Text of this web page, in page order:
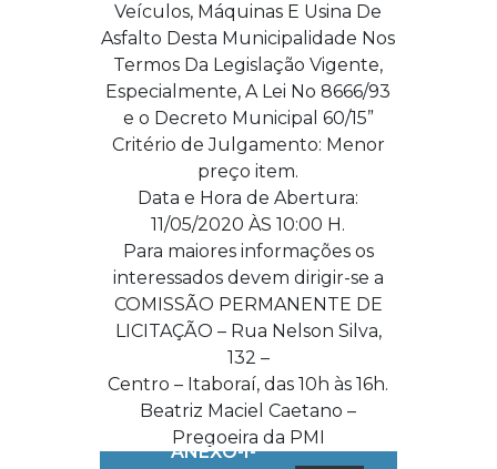
Veículos, Máquinas E Usina De
Asfalto Desta Municipalidade Nos
Termos Da Legislação Vigente,
Especialmente, A Lei No 8666/93
e o Decreto Municipal 60/15”
Critério de Julgamento: Menor
preço item.
Data e Hora de Abertura:
11/05/2020 ÀS 10:00 H.
Para maiores informações os
interessados devem dirigir-se a
COMISSÃO PERMANENTE DE
LICITAÇÃO – Rua Nelson Silva,
132 –
Centro – Itaboraí, das 10h às 16h.
Beatriz Maciel Caetano –
Pregoeira da PMI
ANEXO-I-